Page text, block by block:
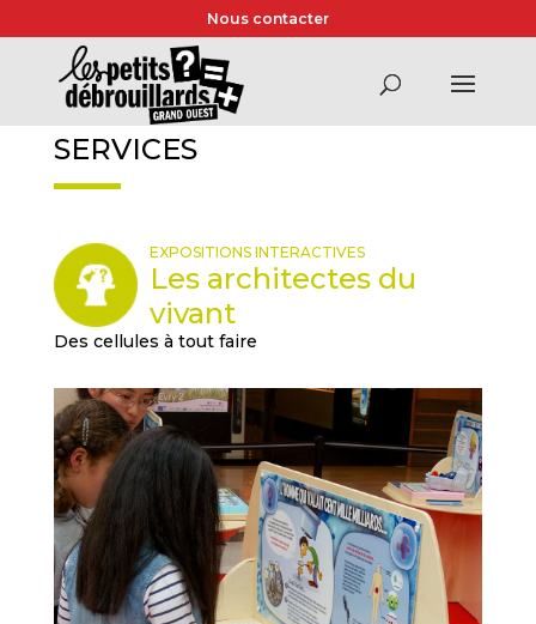
Nous contacter
SERVICES
EXPOSITIONS INTERACTIVES
Les architectes du
vivant
Des cellules à tout faire